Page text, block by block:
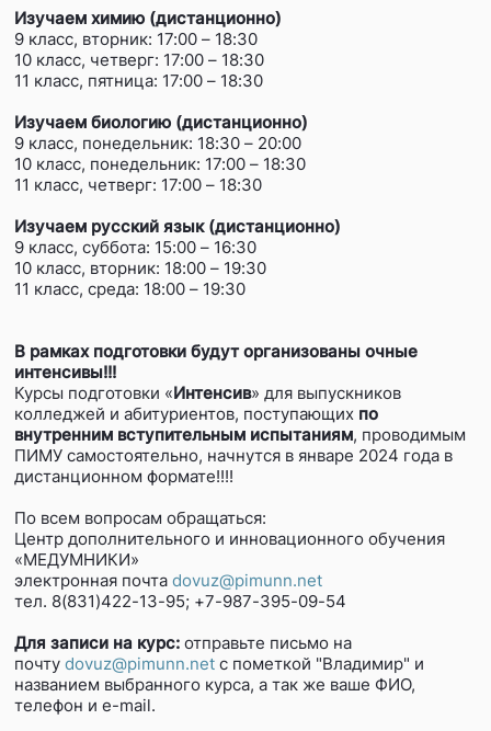
Изучаем химию (дистанционно)
9 класс, вторник: 17:00 – 18:30
10 класс, четверг: 17:00 – 18:30
11 класс, пятница: 17:00 – 18:30
Изучаем биологию (дистанционно)
9 класс, понедельник: 18:30 – 20:00
10 класс, понедельник: 17:00 – 18:30
11 класс, четверг: 17:00 – 18:30
Изучаем русский язык (дистанционно)
9 класс, суббота: 15:00 – 16:30
10 класс, вторник: 18:00 – 19:30
11 класс, среда: 18:00 – 19:30
В рамках подготовки будут организованы очные
интенсивы!!!
Курсы подготовки «Интенсив» для выпускников
колледжей и абитуриентов, поступающих по
внутренним вступительным испытаниям, проводимым
ПИМУ самостоятельно, начнутся в январе 2024 года в
дистанционном формате!!!!
По всем вопросам обращаться:
Центр дополнительного и инновационного обучения
«МЕДУМНИКИ»
электронная почтаdovuz@pimunn.net
тел. 8(831)422-13-95; +7-987-395-09-54
Для записи на курс: отправьте письмо на
почтуdovuz@pimunn.net с пометкой "Владимир" и
названием выбранного курса, а так же ваше ФИО,
телефон и e-mail.